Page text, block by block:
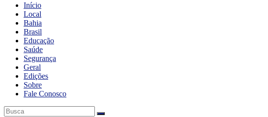
Início
Local
Bahia
Brasil
Educação
Saúde
Segurança
Geral
Edições
Sobre
Fale Conosco